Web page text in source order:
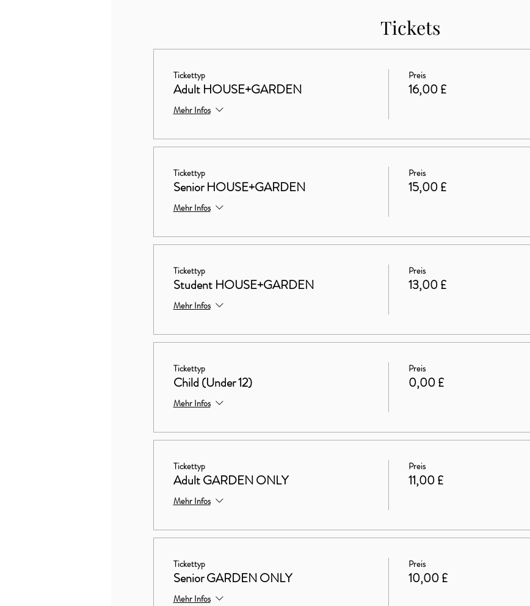
Tickets
Tickettyp
Adult HOUSE+GARDEN
Mehr Infos
Preis
16,00 £
Tickettyp
Senior HOUSE+GARDEN
Mehr Infos
Preis
15,00 £
Tickettyp
Student HOUSE+GARDEN
Mehr Infos
Preis
13,00 £
Tickettyp
Child (Under 12)
Mehr Infos
Preis
0,00 £
Tickettyp
Adult GARDEN ONLY
Mehr Infos
Preis
11,00 £
Tickettyp
Senior GARDEN ONLY
Mehr Infos
Preis
10,00 £